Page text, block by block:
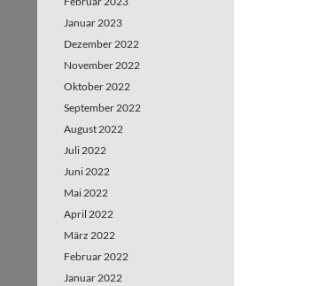
Januar 2023
Dezember 2022
November 2022
Oktober 2022
September 2022
August 2022
Juli 2022
Juni 2022
Mai 2022
April 2022
März 2022
Februar 2022
Januar 2022